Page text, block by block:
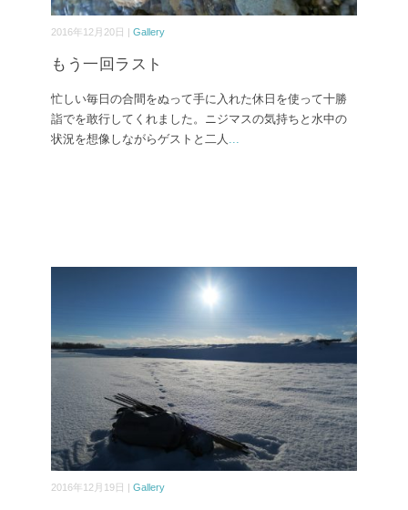
2016年12月20日 | Gallery
もう一回ラスト
忙しい毎日の合間をぬって手に入れた休日を使って十勝
詣でを敢行してくれました。ニジマスの気持ちと水中の
状況を想像しながらゲストと二人
2016年12月19日 | Gallery